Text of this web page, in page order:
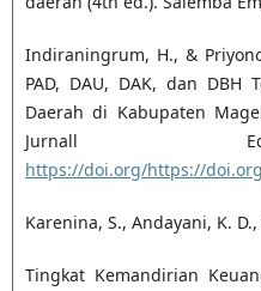
Indiraningrum, H., &
PAD, DAU, DAK, dan DBH
Daerah di Kabupaten
Jurnall
https://doi.org/https://
Karenina, S., Andayani, K.
Tingkat Kemandirian